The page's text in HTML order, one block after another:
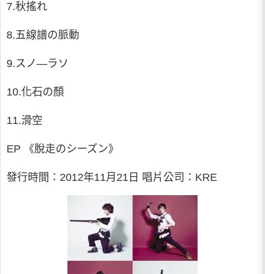
7.秋搖れ
8.五線譜の脈動
9.スノ—ラソ
10.化石の顏
11.滑空
EP 《脫走のシーズン》
發行時間：2012年11月21日 唱片公司：KRE